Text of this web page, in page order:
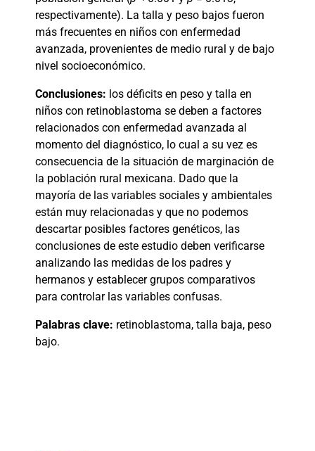
respectivamente). La talla y peso bajos fueron
más frecuentes en niños con enfermedad
avanzada, provenientes de medio rural y de bajo
nivel socioeconómico.
Conclusiones: los déficits en peso y talla en
niños con retinoblastoma se deben a factores
relacionados con enfermedad avanzada al
momento del diagnóstico, lo cual a su vez es
consecuencia de la situación de marginación de
la población rural mexicana. Dado que la
mayoría de las variables sociales y ambientales
están muy relacionadas y que no podemos
descartar posibles factores genéticos, las
conclusiones de este estudio deben verificarse
analizando las medidas de los padres y
hermanos y establecer grupos comparativos
para controlar las variables confusas.
Palabras clave: retinoblastoma, talla baja, peso
bajo.